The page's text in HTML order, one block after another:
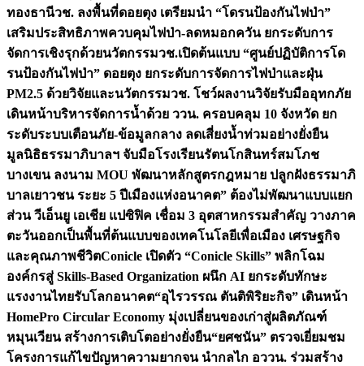
ทองธานีวช. ลงพื้นที่ดอยตุง เตรียมนำ “โดรนป้องกันไฟป่า”
เสริมประสิทธิภาพควบคุมไฟป่า-ลดหมอกควัน ยกระดับการ
จัดการเชิงรุกด้วยนวัตกรรมวช.เปิดต้นแบบ “ศูนย์ปฏิบัติการโด
รนป้องกันไฟป่า” ดอยตุง ยกระดับการจัดการไฟป่าและฝุ่น
PM2.5 ด้วยวิจัยและนวัตกรรมวช. โชว์ผลงานวิจัยรับมืออุทกภัย
เดินหน้าบริหารจัดการน้ำด้วย ววน. ครอบคลุม 10 จังหวัด ยก
ระดับระบบเตือนภัย-ข้อมูลกลาง ลดเสี่ยงน้ำท่วมอย่างยั่งยืน
มูลนิธิธรรมาภิบาลฯ จับมือโรงเรียนรัตนโกสินทร์สมโภช
บางเขน ลงนาม MOU พัฒนาหลักสูตรกฎหมาย ปลูกฝังธรรมาภิ
บาลเยาวชน ระยะ 5 ปีเมืองแห่งอนาคต” ต้องไม่พัฒนาแบบแยก
ส่วน วีเอ็นยู เอเชีย แปซิฟิค เชื่อม 3 อุตสาหกรรมสำคัญ วางภาค
ตะวันออกเป็นพื้นที่ต้นแบบของเทคโนโลยีเพื่อเมือง เศรษฐกิจ
และคุณภาพชีวิตConicle เปิดตัว “Conicle Skills” พลิกโฉม
องค์กรสู่ Skills-Based Organization ผนึก AI ยกระดับทักษะ
แรงงานไทยรับโลกอนาคต“อุไรวรรณ ตันติพิริยะกิจ” เดินหน้า
HomePro Circular Economy มุ่งเปลี่ยนของเก่าสู่ผลิตภัณฑ์
หมุนเวียน สร้างการเติบโตอย่างยั่งยืน“ยศชนัน” ตรวจเยี่ยมชม
โครงการแก้ไขปัญหาความยากจน นำกลไก อววน. ร่วมสร้าง